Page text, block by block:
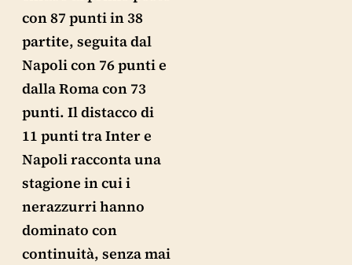
con 87 punti in 38
partite, seguita dal
Napoli con 76 punti e
dalla Roma con 73
punti. Il distacco di
11 punti tra Inter e
Napoli racconta una
stagione in cui i
nerazzurri hanno
dominato con
continuità, senza mai